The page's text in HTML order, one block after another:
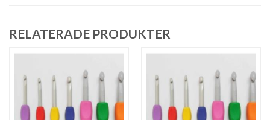
RELATERADE PRODUKTER